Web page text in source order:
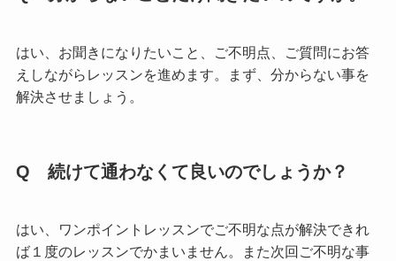
はい、お聞きになりたいこと、ご不明点、ご質問にお答
えしながらレッスンを進めます。まず、分からない事を
解決させましょう。
Q 続けて通わなくて良いのでしょうか？
はい、ワンポイントレッスンでご不明な点が解決できれ
ば１度のレッスンでかまいません。また次回ご不明な事